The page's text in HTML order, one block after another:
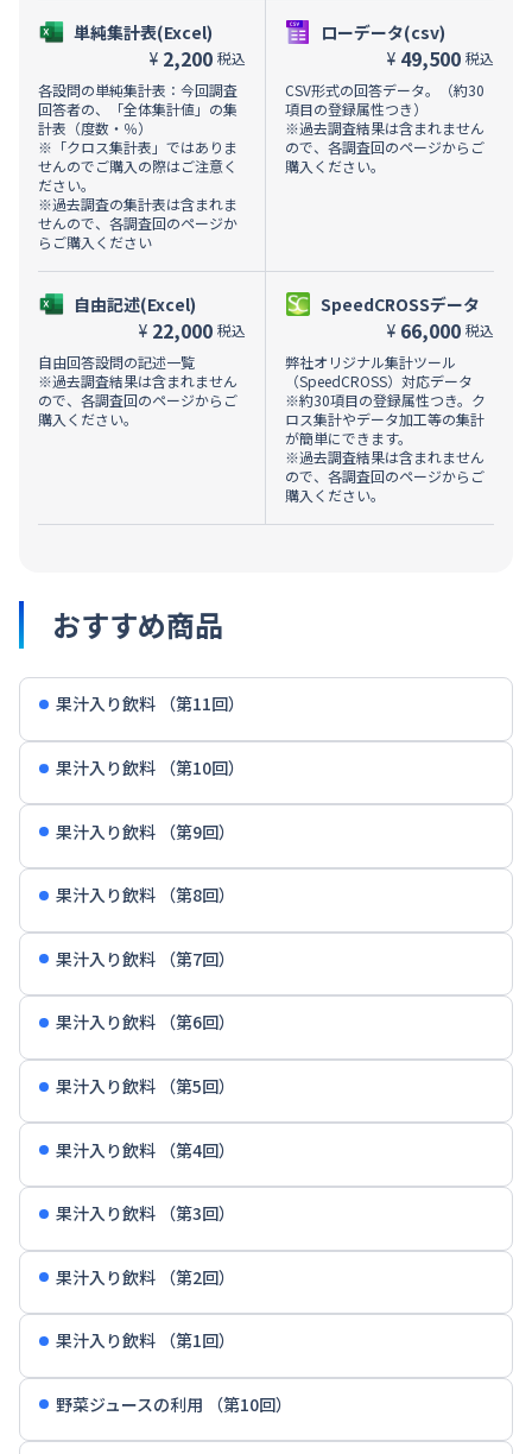
単純集計表(Excel)
¥ 2,200 税込
各設問の単純集計表：今回調査
回答者の、「全体集計値」の集
計表（度数・％）
※「クロス集計表」ではありま
せんのでご購入の際はご注意く
ださい。
※過去調査の集計表は含まれま
せんので、各調査回のページか
らご購入ください
自由記述(Excel)
¥ 22,000 税込
自由回答設問の記述一覧
※過去調査結果は含まれません
ので、各調査回のページからご
購入ください。
ローデータ(csv)
¥ 49,500 税込
CSV形式の回答データ。（約30
項目の登録属性つき）
※過去調査結果は含まれません
ので、各調査回のページからご
購入ください。
SpeedCROSSデータ
¥ 66,000 税込
弊社オリジナル集計ツール
（SpeedCROSS）対応データ
※約30項目の登録属性つき。ク
ロス集計やデータ加工等の集計
が簡単にできます。
※過去調査結果は含まれません
ので、各調査回のページからご
購入ください。
おすすめ商品
果汁入り飲料 （第11回）
果汁入り飲料 （第10回）
果汁入り飲料 （第9回）
果汁入り飲料 （第8回）
果汁入り飲料 （第7回）
果汁入り飲料 （第6回）
果汁入り飲料 （第5回）
果汁入り飲料 （第4回）
果汁入り飲料 （第3回）
果汁入り飲料 （第2回）
果汁入り飲料 （第1回）
野菜ジュースの利用 （第10回）